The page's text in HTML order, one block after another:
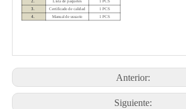
2.
Lista de paquetes
1 PCS
3.
Certificado de calidad
1 PCS
4.
Manual de usuario 1 PCS
Anterior:
Siguiente: